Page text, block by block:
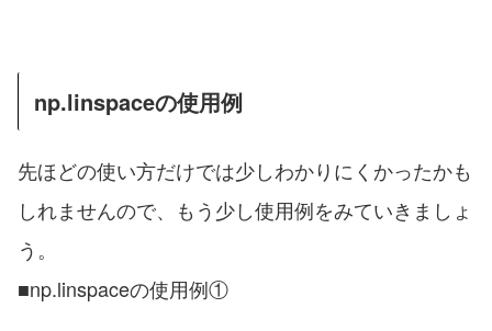
np.linspaceの使用例
先ほどの使い方だけでは少しわかりにくかったかも
しれませんので、もう少し使用例をみていきましょ
う。
■np.linspaceの使用例①